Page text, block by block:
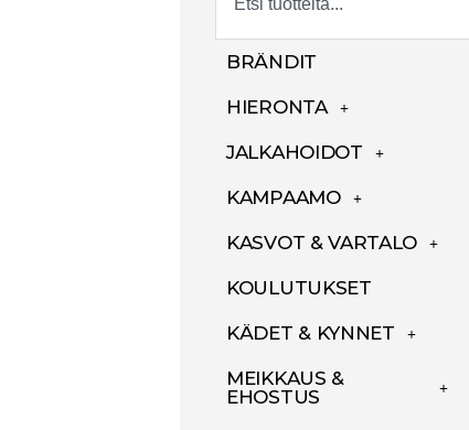
BRÄNDIT
HIERONTA
JALKAHOIDOT
KAMPAAMO
KASVOT & VARTALO
KOULUTUKSET
KÄDET & KYNNET
MEIKKAUS &
EHOSTUS